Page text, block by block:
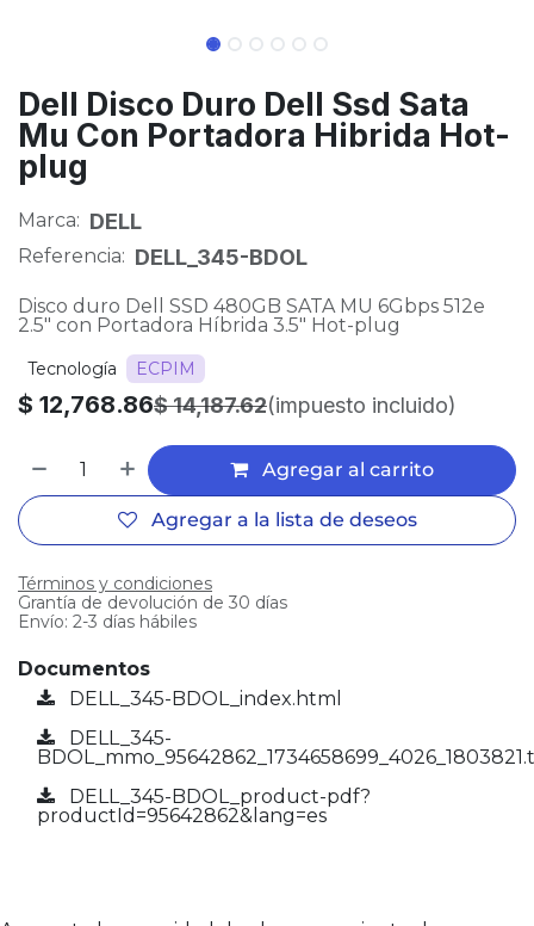
Dell Disco Duro Dell Ssd Sata
Mu Con Portadora Hibrida Hot-
plug
Marca: DELL
Referencia: DELL_345-BDOL
Disco duro Dell SSD 480GB SATA MU 6Gbps 512e
2.5" con Portadora Híbrida 3.5" Hot-plug
Tecnología ECPIM
$ 12,768.86$14,187.62(impuesto incluido)
Agregar al carrito
Agregar a la lista de deseos
Términos y condiciones
Grantía de devolución de 30 días
Envío: 2-3 días hábiles
Documentos
DELL_345-BDOL_index.html
DELL_345-
DELL_345-BDOL_product-pdf?
productId=95642862&lang=es